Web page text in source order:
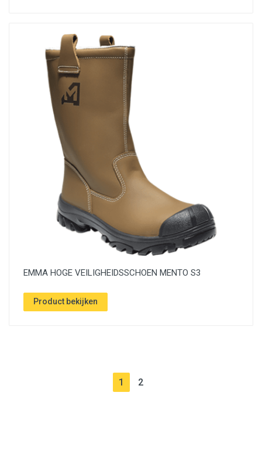
EMMA HOGE VEILIGHEIDSSCHOEN MENTO S3
Product bekijken
1 (current)
2(current)